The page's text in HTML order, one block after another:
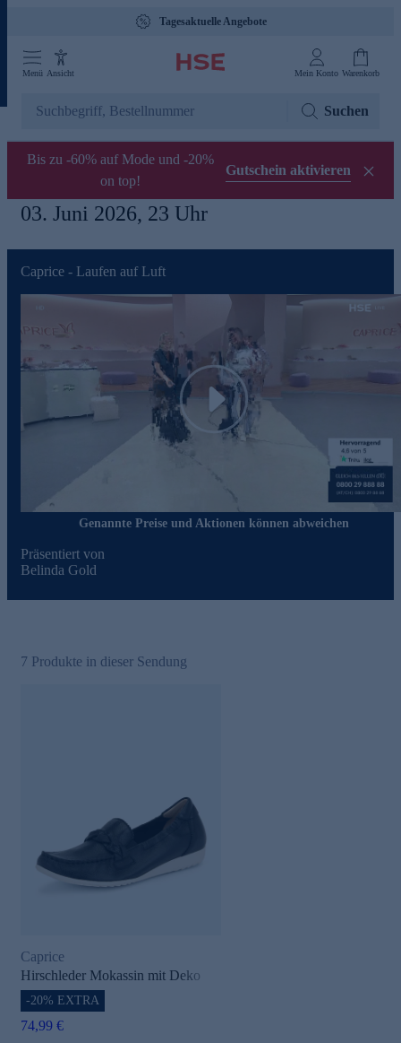
Tagesaktuelle Angebote
Menü Ansicht Mein Konto Warenkorb
Suchen
Bis zu -60% auf Mode und -20%
on top!
Gutschein aktivieren
03. Juni 2026, 23 Uhr
Caprice - Laufen auf Luft
Play
Genannte Preise und Aktionen können abweichen
Präsentiert von
Belinda Gold
7 Produkte in dieser Sendung
Caprice
Hirschleder Mokassin mit Deko
-20% EXTRA
74,99 €